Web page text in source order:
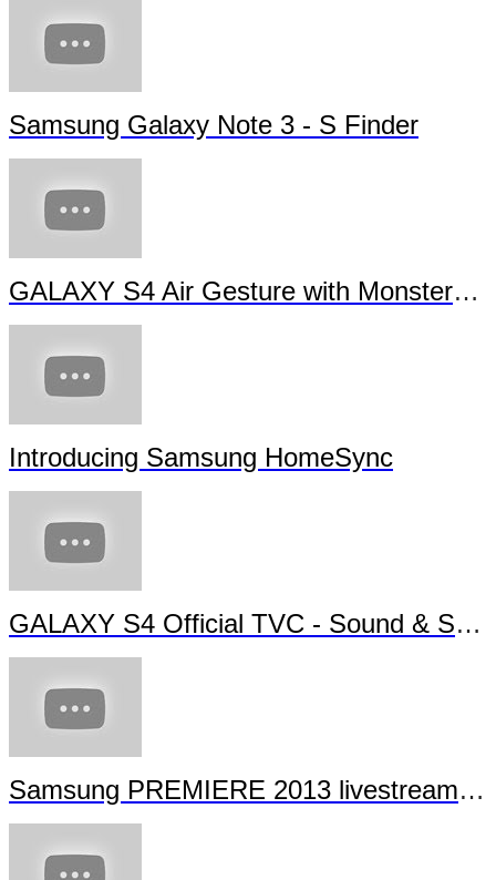
Samsung Galaxy Note 3 - S Finder
GALAXY S4 Air Gesture with Monsters University
Introducing Samsung HomeSync
GALAXY S4 Official TVC - Sound & Shot
Samsung PREMIERE 2013 livestream (full length)